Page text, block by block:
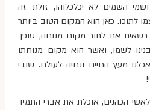
השמים לא יכלכלוהו, זולת זה
לתוכו. כאן הוא המקום הטוב ביותר
רשאית את לתור מקום מנוחה, סופך
לשמו, ואשר הוא מקום מנוחתו
מעץ החיים ונחיה לעולם. שובי
הכהנים, אוכלת את אברי התמיד